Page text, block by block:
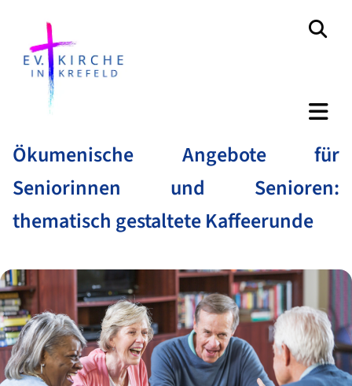
Ökumenische Angebote für
Seniorinnen und Senioren:
thematisch gestaltete Kaffeerunde